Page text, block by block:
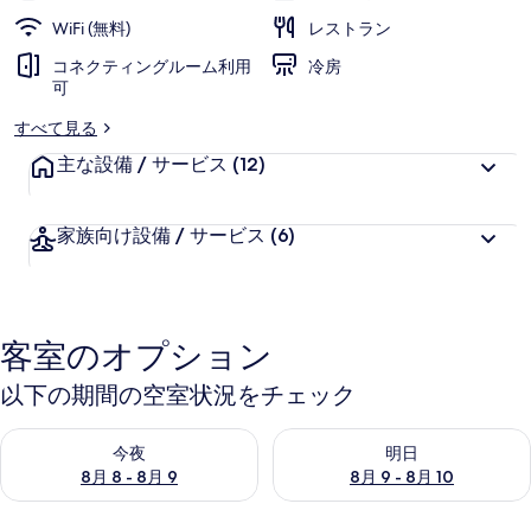
プ
ラ
ツ
ラ
リ
ー
WiFi (無料)
レストラン
コネクティングルーム利用
可
冷房
すべて見る
主な設備 / サービス (12)
家族向け設備 / サービス (6)
客室のオプション
以下の期間の空室状況をチェック
今夜
8月 8 - 8月 9
今夜 8月 8 - 8月 9 の空室状況をチェック
明日
8月 9 - 8月 10
明日 8月 9 - 8月 10 の空室状